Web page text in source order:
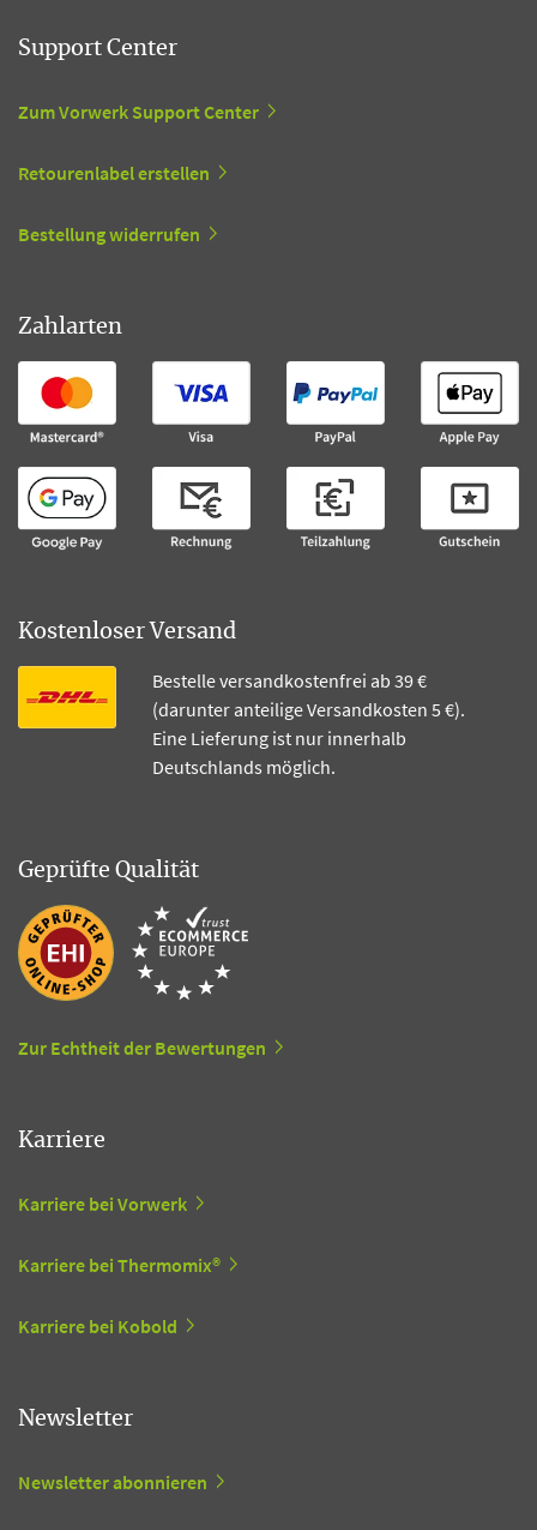
Support Center
Zum Vorwerk Support Center
Retourenlabel erstellen
Bestellung widerrufen
Zahlarten
Kostenloser Versand
Bestelle versandkostenfrei ab 39 €
(darunter anteilige Versandkosten 5 €).
Eine Lieferung ist nur innerhalb
Deutschlands möglich.
Geprüfte Qualität
Zur Echtheit der Bewertungen
Karriere
Karriere bei Vorwerk
Karriere bei Thermomix®
Karriere bei Kobold
Newsletter
Newsletter abonnieren